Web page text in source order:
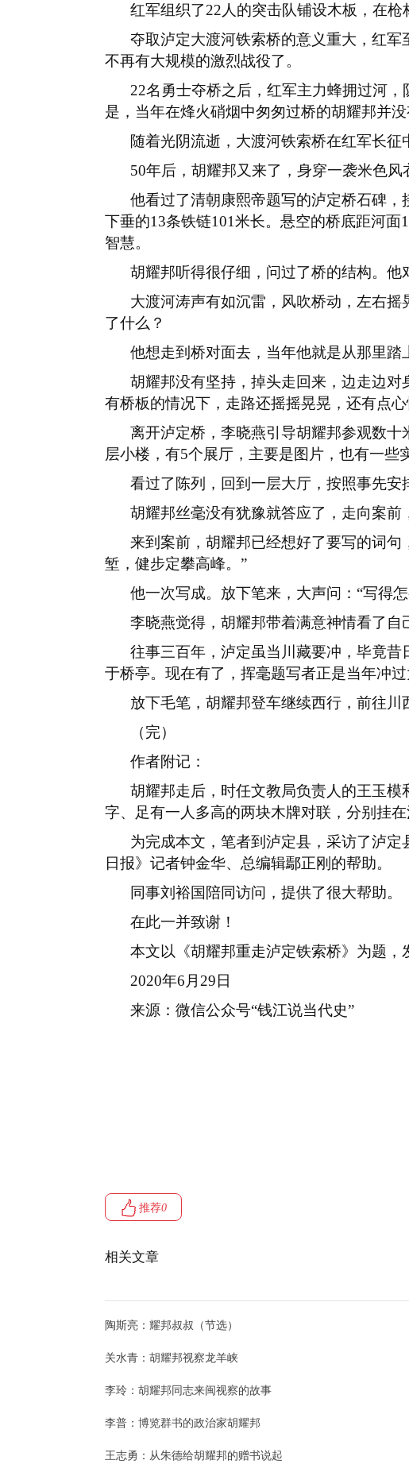
红军组织了22 人的突击队铺设木板，在
夺取泸定大渡河铁索桥的意义重大，红
不再有大规模的激烈战役了。
22名勇士夺桥之后，红军主力蜂拥过河
是，当年在烽火硝烟中匆匆过桥的胡耀邦并
随着光阴流逝，大渡河铁索桥在红军长
50年后，胡耀邦又来了，身穿一袭米色风
他看过了清朝康熙帝题写的泸定桥石碑
下垂的13条铁链101米长。悬空的桥底距河面
智慧。
胡耀邦听得很仔细，问过了桥的结构。他
大渡河涛声有如沉雷，风吹桥动，左右
了什么？
他想走到桥对面去，当年他就是从那里踏
胡耀邦没有坚持，掉头走回来，边走边对
有桥板的情况下，走路还摇摇晃晃，还有点
离开泸定桥，李晓燕引导胡耀邦参观数
层小楼，有5个展厅，主要是图片，也有一些
看过了陈列，回到一层大厅，按照事先安
胡耀邦丝毫没有犹豫就答应了，走向案前
来到案前，胡耀邦已经想好了要写的词句
堑，健步定攀高峰。”
他一次写成。放下笔来，大声问： “写得
李晓燕觉得，胡耀邦带着满意神情看了自
往事三百年，泸定虽当川藏要冲，毕竟
于桥亭。现在有了，挥毫题写者正是当年冲
放下毛笔，胡耀邦登车继续西行，前往川
（完）
作者附记：
胡耀邦走后，时任文教局负责人的王玉
字、足有一人多高的两块木牌对联，分别挂
为完成本文，笔者到泸定县，采访了泸
日报》记者钟金华、总编辑鄢正刚的帮助。
同事刘裕国陪同访问，提供了很大帮助。
在此一并致谢！
本文以《胡耀邦重走泸定铁索桥》为题，
2020年6 月 29 日
来源：微信公众号“钱江说当代史”
推荐0
相关文章
陶斯亮：耀邦叔叔（节选）
关水青：胡耀邦视察龙羊峡
李玲：胡耀邦同志来闽视察的故事
李普：博览群书的政治家胡耀邦
王志勇：从朱德给胡耀邦的赠书说起